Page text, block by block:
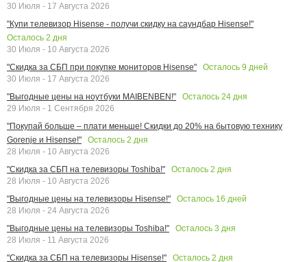
30 Июля - 17 Августа 2026
"Купи телевизор Hisense - получи скидку на саундбар Hisense!"
Осталось 2 дня
30 Июля - 10 Августа 2026
"Скидка за СБП при покупке мониторов Hisense"
Осталось 9 дней
30 Июля - 17 Августа 2026
"Выгодные цены на ноутбуки MAIBENBEN!"
Осталось 24 дня
29 Июля - 1 Сентября 2026
"Покупай больше – плати меньше! Скидки до 20% на бытовую технику
Gorenje и Hisense!"
Осталось 2 дня
28 Июля - 10 Августа 2026
"Скидка за СБП на телевизоры Toshiba!"
Осталось 2 дня
28 Июля - 10 Августа 2026
"Выгодные цены на телевизоры Hisense!"
Осталось 16 дней
28 Июля - 24 Августа 2026
"Выгодные цены на телевизоры Toshiba!"
Осталось 3 дня
28 Июля - 11 Августа 2026
"Скидка за СБП на телевизоры Hisense!"
Осталось 2 дня